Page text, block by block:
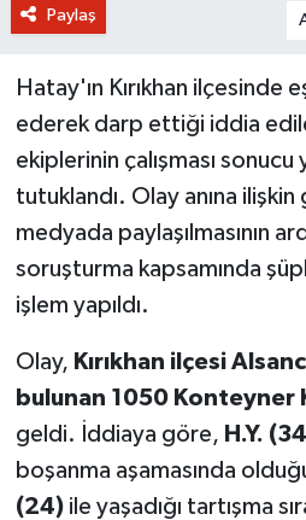
Paylaş
Hatay'ın Kırıkhan ilçesinde
ederek darp ettiği iddia
ekiplerinin çalışması sonucu
tutuklandı. Olay anına
medyada paylaşılmasının
soruşturma kapsamında
işlem yapıldı.
Olay, Kırıkhan ilçesi
bulunan 1050
geldi. İddiaya göre, H.Y.
boşanma aşamasında
(24)ile yaşadığı tartışma